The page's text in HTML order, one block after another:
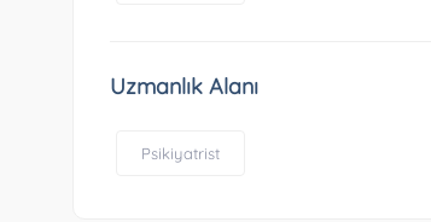
Uzmanlık Alanı
Psikiyatrist